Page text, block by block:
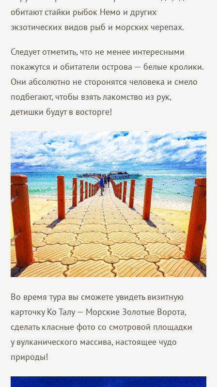
обитают стайки рыбок Немо и других
экзотических видов рыб и морских черепах.
Следует отметить, что не менее интересными
покажутся и обитатели острова — белые кролики.
Они абсолютно не сторонятся человека и смело
подбегают, чтобы взять лакомство из рук,
детишки будут в восторге!
Во время тура вы сможете увидеть визитную
карточку Ко Талу — Морские Золотые Ворота,
сделать класные фото со смотровой площадки
у вулканического массива, настоящее чудо
природы!